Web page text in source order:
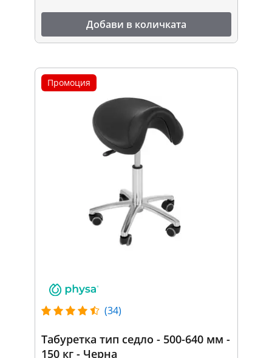
Добави в количката
Промоция
(34)
Табуретка тип седло - 500-640 мм -
150 кг - Черна